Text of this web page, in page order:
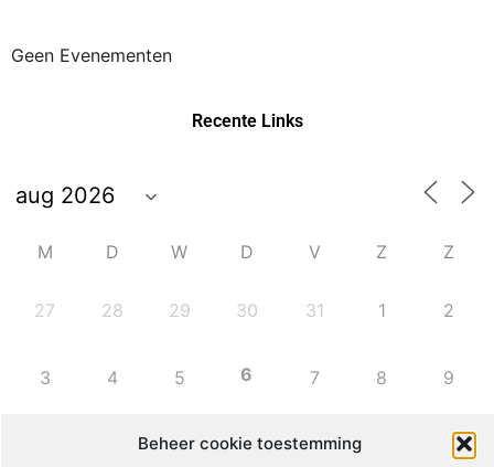
Beheer cookie toestemming
Geen Evenementen
Recente Links
M D W D V Z Z
27 28 29 30 31 1 2
3 4 5 6 7 8 9
12 13 14 16